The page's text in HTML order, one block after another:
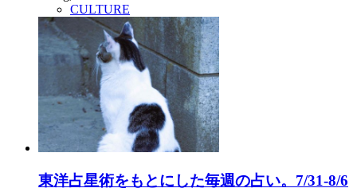
CULTURE
東洋占星術をもとにした毎週の占い。7/31-8/6